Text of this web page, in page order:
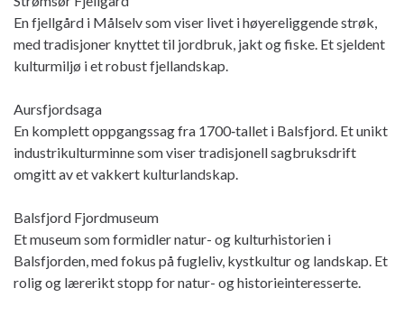
En fjellgård i Målselv som viser livet i høyereliggende strøk,
med tradisjoner knyttet til jordbruk, jakt og fiske. Et sjeldent
kulturmiljø i et robust fjellandskap.
Aursfjordsaga
En komplett oppgangssag fra 1700‑tallet i Balsfjord. Et unikt
industrikulturminne som viser tradisjonell sagbruksdrift
omgitt av et vakkert kulturlandskap.
Balsfjord Fjordmuseum
Et museum som formidler natur- og kulturhistorien i
Balsfjorden, med fokus på fugleliv, kystkultur og landskap. Et
rolig og lærerikt stopp for natur- og historieinteresserte.